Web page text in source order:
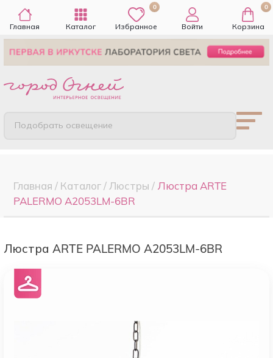
Главная Каталог
0
Избранное Войти
0
Корзина
Подобрать освещение
Главная / Каталог/ Люстры / Люстра ARTE
PALERMO A2053LM-6BR
Люстра ARTE PALERMO A2053LM-6BR